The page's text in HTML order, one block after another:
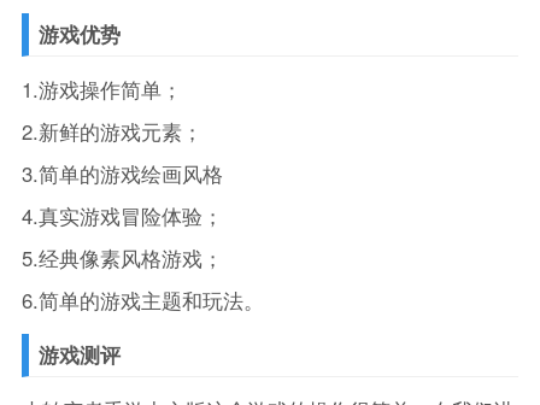
游戏优势
1.游戏操作简单；
2.新鲜的游戏元素；
3.简单的游戏绘画风格
4.真实游戏冒险体验；
5.经典像素风格游戏；
6.简单的游戏主题和玩法。
游戏测评